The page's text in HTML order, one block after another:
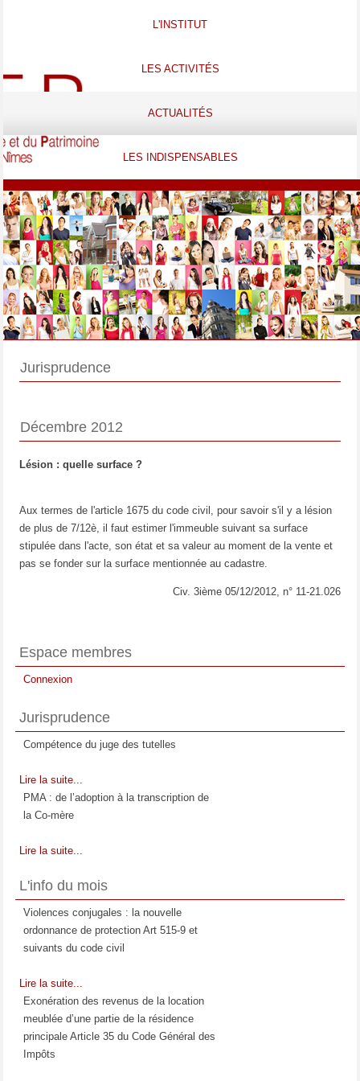
L'INSTITUT
LES ACTIVITÉS
ACTUALITÉS
LES INDISPENSABLES
Jurisprudence
Décembre 2012
Lésion : quelle surface ?
Aux termes de l'article 1675 du code civil, pour savoir s'il y a lésion
de plus de 7/12è, il faut estimer l'immeuble suivant sa surface
stipulée dans l'acte, son état et sa valeur au moment de la vente et
pas se fonder sur la surface mentionnée au cadastre.
Civ. 3ième 05/12/2012, n° 11-21.026
Espace membres
Connexion
Jurisprudence
Compétence du juge des tutelles
Lire la suite...
PMA : de l’adoption à la transcription de
la Co-mère
Lire la suite...
étendue de son appréciation
Les relations entre l'enfant et la
L'info du mois
Violences conjugales : la nouvelle
ordonnance de protection Art 515-9 et
suivants du code civil
Lire la suite...
Exonération des revenus de la location
meublée d’une partie de la résidence
principale Article 35 du Code Général des
Impôts